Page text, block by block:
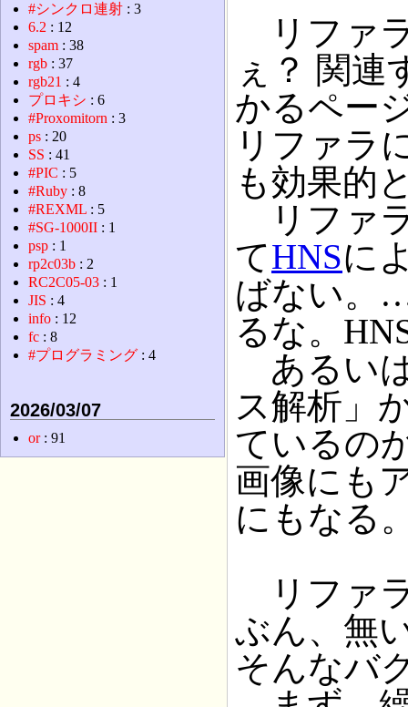
リファ
ぇ？ 関連
かるペー
リファラ
も効果的
リファ
てHNSに
ばない。
るな。
あるい
ス解析」
ているの
画像にも
にもなる
リファ
ぶん、無
そんなバ
#シンクロ連射 : 3
6.2 : 12
spam : 38
rgb : 37
rgb21 : 4
プロキシ : 6
#Proxomitorn : 3
ps : 20
SS : 41
#PIC : 5
#Ruby : 8
#REXML : 5
#SG-1000II : 1
psp : 1
rp2c03b : 2
RC2C05-03 : 1
JIS : 4
info : 12
fc : 8
#プログラミング : 4
2026/03/07
or: 91